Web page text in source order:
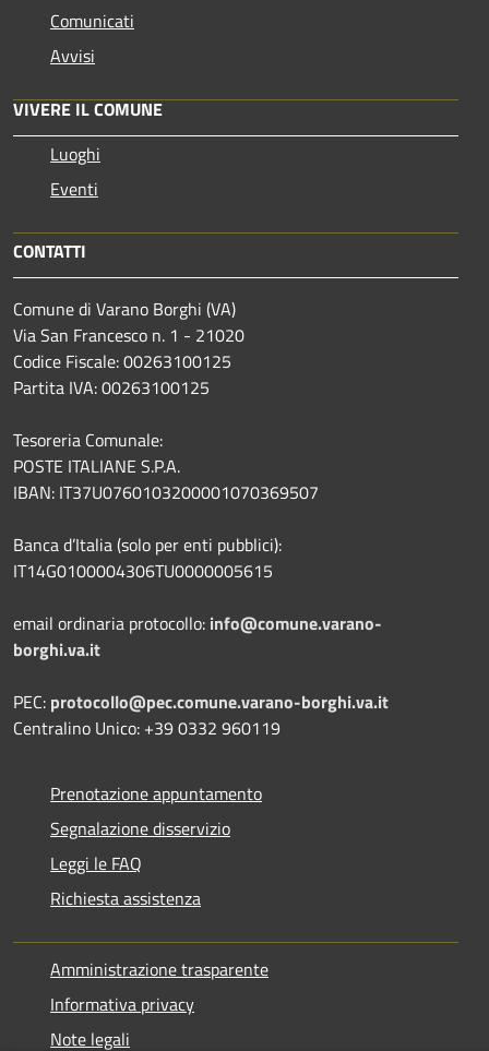
Comunicati
Avvisi
VIVERE IL COMUNE
Luoghi
Eventi
CONTATTI
Comune di Varano Borghi (VA)
Via San Francesco n. 1 - 21020
Codice Fiscale: 00263100125
Partita IVA: 00263100125
Tesoreria Comunale:
POSTE ITALIANE S.P.A.
IBAN: IT37U0760103200001070369507
Banca d’Italia (solo per enti pubblici):
IT14G0100004306TU0000005615
email ordinaria protocollo: info@comune.varano-
borghi.va.it
PEC: protocollo@pec.comune.varano-borghi.va.it
Centralino Unico: +39 0332 960119
Prenotazione appuntamento
Segnalazione disservizio
Leggi le FAQ
Richiesta assistenza
Amministrazione trasparente
Informativa privacy
Note legali